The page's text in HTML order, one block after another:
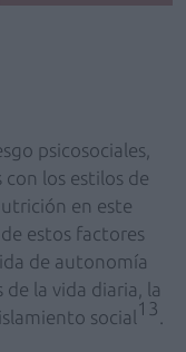
psicosociales,
los estilos de
en este
estos factores
de autonomía
la vida diaria, la
social 13